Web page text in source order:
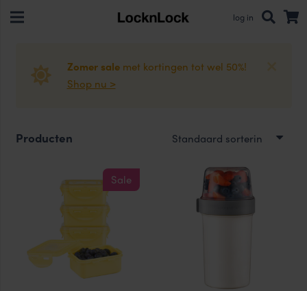
log in
Zomer salemet kortingen tot wel 50%!
Shop nu >
Producten
Sale